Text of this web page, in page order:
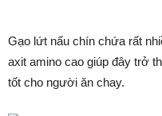
Gạo lứt nấu chín chứa rất
axit amino cao giúp đây trở
tốt cho người ăn chay.